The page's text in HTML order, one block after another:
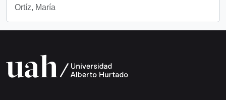
Ortíz, María